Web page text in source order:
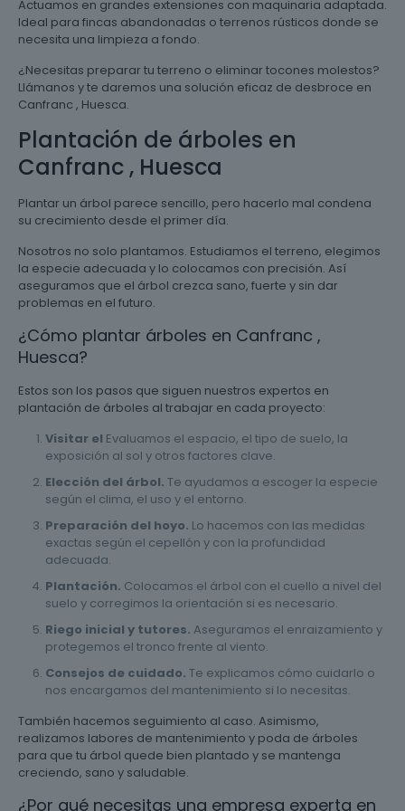
Actuamos en grandes extensiones con maquinaria adaptada.
Ideal para fincas abandonadas o terrenos rústicos donde se
necesita una limpieza a fondo.
¿Necesitas preparar tu terreno o eliminar tocones molestos?
Llámanos y te daremos una solución eficaz de desbroce en
Canfranc , Huesca.
Plantación de árboles en
Canfranc , Huesca
Plantar un árbol parece sencillo, pero hacerlo mal condena
su crecimiento desde el primer día.
Nosotros no solo plantamos. Estudiamos el terreno, elegimos
la especie adecuada y lo colocamos con precisión. Así
aseguramos que el árbol crezca sano, fuerte y sin dar
problemas en el futuro.
¿Cómo plantar árboles en Canfranc ,
Huesca?
Estos son los pasos que siguen nuestros expertos en
plantación de árboles al trabajar en cada proyecto:
Visitar el Evaluamos el espacio, el tipo de suelo, la
exposición al sol y otros factores clave.
Elección del árbol. Te ayudamos a escoger la especie
según el clima, el uso y el entorno.
Preparación del hoyo. Lo hacemos con las medidas
exactas según el cepellón y con la profundidad
adecuada.
Plantación. Colocamos el árbol con el cuello a nivel del
suelo y corregimos la orientación si es necesario.
Riego inicial y tutores. Aseguramos el enraizamiento y
protegemos el tronco frente al viento.
Consejos de cuidado. Te explicamos cómo cuidarlo o
nos encargamos del mantenimiento si lo necesitas.
También hacemos seguimiento al caso. Asimismo,
realizamos labores de mantenimiento y poda de árboles
para que tu árbol quede bien plantado y se mantenga
creciendo, sano y saludable.
¿Por qué necesitas una empresa experta en